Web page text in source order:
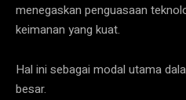
menegaskan penguasaan
keimanan yang kuat.
Hal ini sebagai modal utama
besar.